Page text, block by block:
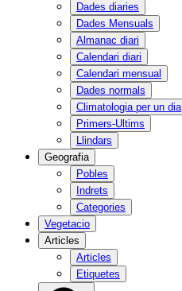
Dades diaries
Dades Mensuals
Almanac diari
Calendari diari
Calendari mensual
Dades normals
Climatologia per un dia
Primers-Ultims
Llindars
Geografia
Pobles
Indrets
Categories
Vegetacio
Articles
Articles
Etiquetes